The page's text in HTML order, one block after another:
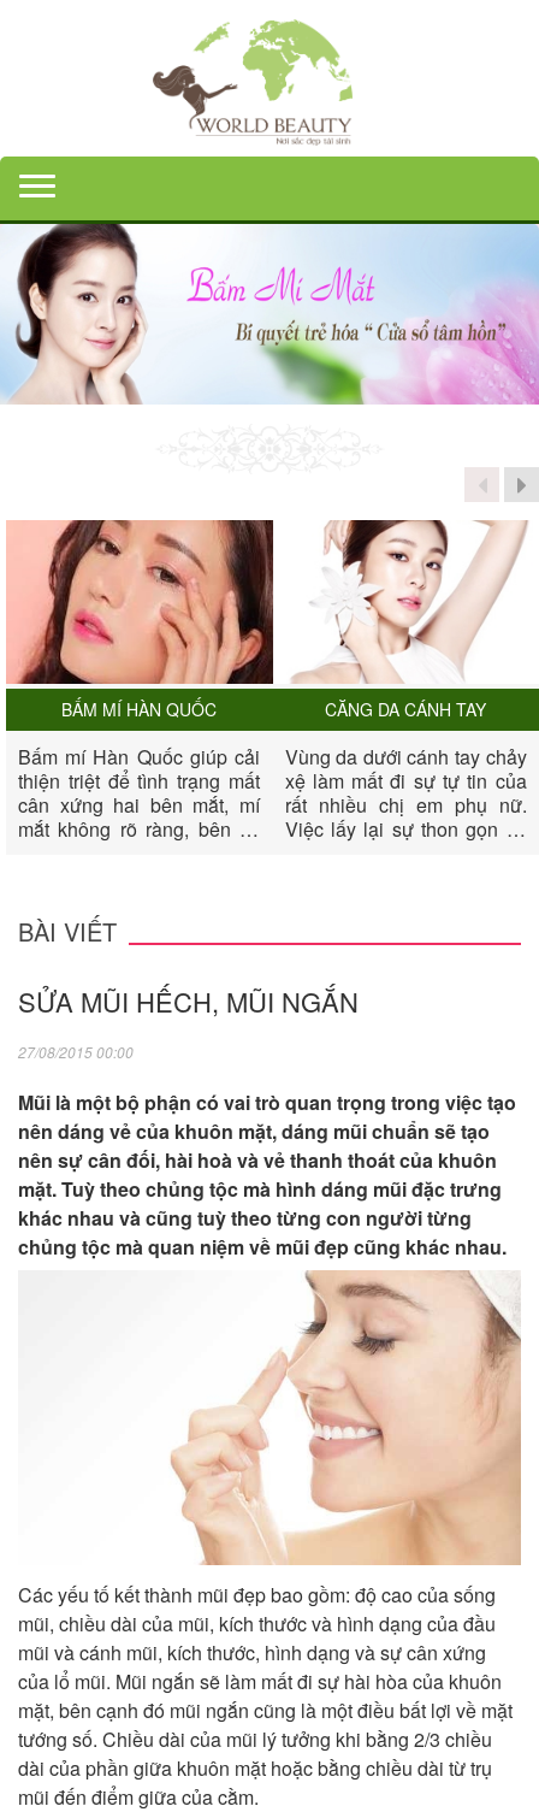
BẤM MÍ HÀN QUỐC
Bấm mí Hàn Quốc giúp cải
thiện triệt để tình trạng mất
cân xứng hai bên mắt, mí
mắt không rõ ràng, bên có
rũ và tươi trẻ.
CĂNG DA CÁNH TAY
Vùng da dưới cánh tay chảy
xệ làm mất đi sự tự tin của
rất nhiều chị em phụ nữ.
Việc lấy lại sự thon gọn và
thành công, thì biện pháp
bạn xua đi mặc cảm của
mình về cánh tay.
BÀI VIẾT
SỬA MŨI HẾCH, MŨI NGẮN
27/08/2015 00:00
Mũi là một bộ phận có vai trò quan trọng trong việc tạo
nên dáng vẻ của khuôn mặt, dáng mũi chuẩn sẽ tạo
nên sự cân đối, hài hoà và vẻ thanh thoát của khuôn
mặt. Tuỳ theo chủng tộc mà hình dáng mũi đặc trưng
khác nhau và cũng tuỳ theo từng con người từng
chủng tộc mà quan niệm về mũi đẹp cũng khác nhau.
Các yếu tố kết thành mũi đẹp bao gồm: độ cao của sống
mũi, chiều dài của mũi, kích thước và hình dạng của đầu
mũi và cánh mũi, kích thước, hình dạng và sự cân xứng
của lổ mũi. Mũi ngắn sẽ làm mất đi sự hài hòa của khuôn
mặt, bên cạnh đó mũi ngắn cũng là một điều bất lợi về mặt
tướng số. Chiều dài của mũi lý tưởng khi bằng 2/3 chiều
dài của phần giữa khuôn mặt hoặc bằng chiều dài từ trụ
mũi đến điểm giữa của cằm.